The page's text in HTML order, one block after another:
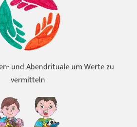
und Abendrituale um Werte zu
vermitteln